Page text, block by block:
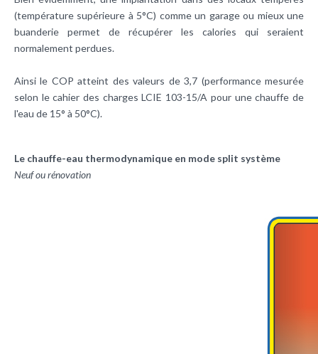
(température supérieure à 5°C) comme un garage ou mieux une
buanderie permet de récupérer les calories qui seraient
normalement perdues.
Ainsi le COP atteint des valeurs de 3,7 (performance mesurée
selon le cahier des charges LCIE 103-15/A pour une chauffe de
l'eau de 15° à 50°C).
Le chauffe-eau thermodynamique en mode split système
Neuf ou rénovation